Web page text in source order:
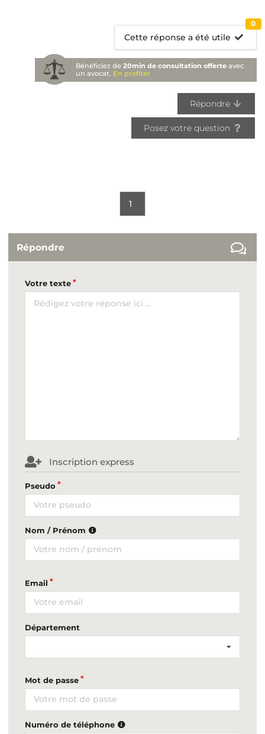
Cette réponse a été utile
0
Bénéficiez de20min de consultation offerte avec
un avocat. En profiter
Répondre
Posez votre question
1
Répondre
Votre texte
Inscription express
Pseudo
Nom / Prénom
Email
Département
Mot de passe
Numéro de téléphone